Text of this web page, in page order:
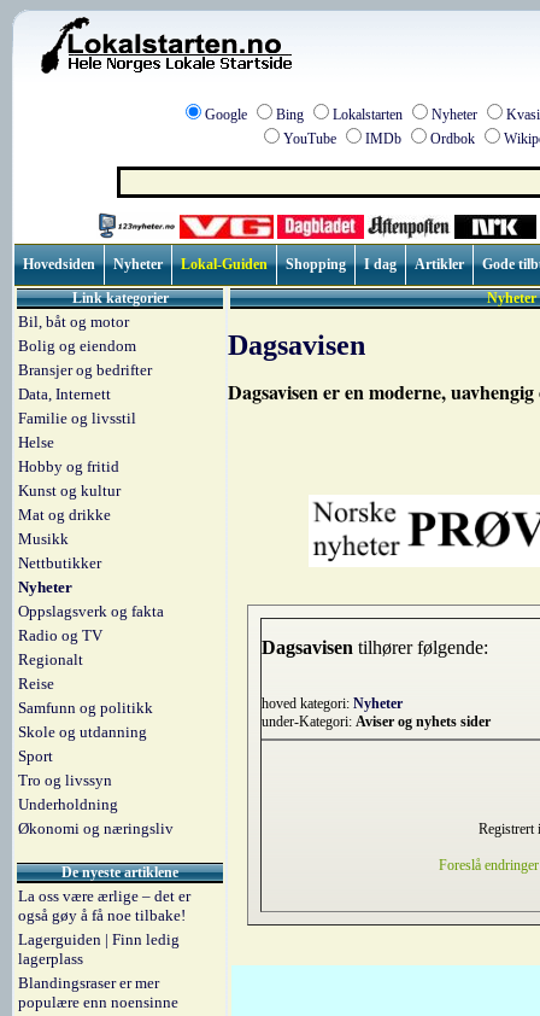
Google Bing Lokalstarten Nyheter
YouTube
IMDb Ordbok
Hovedsiden Nyheter Lokal-Guiden Shopping I dag Artikler
Gode
Link kategorier
Bil, båt og motor
Bolig og eiendom
Bransjer og bedrifter
Data, Internett
Familie og livsstil
Helse
Hobby og fritid
Kunst og kultur
Mat og drikke
Musikk
Nettbutikker
Nyheter
Oppslagsverk og fakta
Radio og TV
Regionalt
Reise
Samfunn og politikk
Skole og utdanning
Sport
Tro og livssyn
Underholdning
Økonomi og næringsliv
De nyeste artiklene
La oss være ærlige – det er
også gøy å få noe tilbake!
Lagerguiden | Finn ledig
lagerplass
Blandingsraser er mer
populære enn noensinne
Nyheter
Dagsavisen
Dagsavisen er en moderne,
Dagsavisen tilhører følgende:
hoved kategori: Nyheter
under-Kategori: Aviser og nyhets sider
Registrert
Foreslå